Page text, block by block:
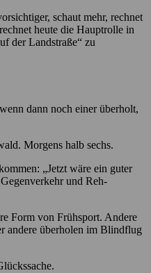
schaut mehr, rechnet
heute die Hauptrolle in
der Landstraße“ zu
dann noch einer überholt,
Morgens halb sechs.
„Jetzt wäre ein guter
und Reh-
Form von Frühsport. Andere
andere überholen im Blindflug